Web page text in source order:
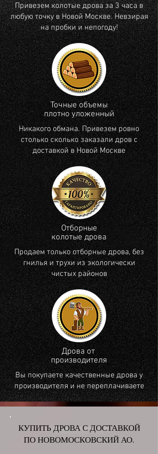
Привезем колотые дрова за 3 часа в
любую точку в Новой Москве. Невзирая
на пробки и непогоду!
Точные объемы
плотно уложенный
Никакого обмана. Привезем ровно
столько сколько заказали дров с
доставкой в Новой Москве
Отборные
колотые дрова
Продаем только отборные дрова, без
гнилья и трухи из экологически
чистых районов
Дрова от
производителя
Вы покупаете качественные дрова у
производителя и не переплачиваете
КУПИТЬ ДРОВА С ДОСТАВКОЙ
ПО НОВОМОСКОВСКИЙ АО.